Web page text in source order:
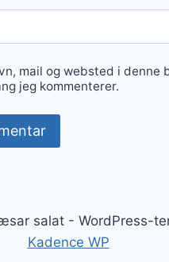
mail og websted i denne
jeg kommenterer.
salat - WordPress-
Kadence WP